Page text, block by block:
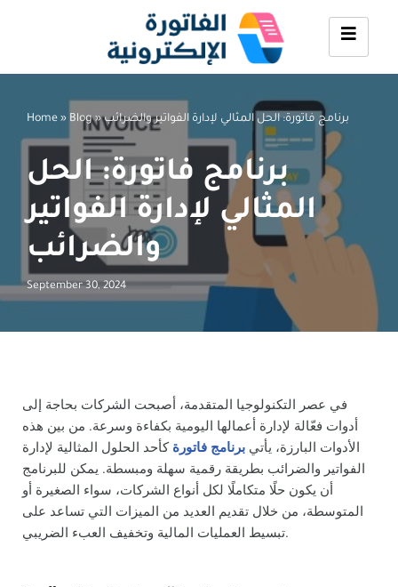
Home » Blog»برنامج فاتورة: الحل المثالي لإدارة الفواتير والضرائب
برنامج فاتورة: الحل
المثالي لإدارة الفواتير
والضرائب
September 30, 2024
في عصر التكنولوجيا المتقدمة، أصبحت الشركات بحاجة إلى
أدوات فعّالة لإدارة أعمالها اليومية بكفاءة وسرعة. من بين هذه
الأدوات البارزة، يأتي برنامج فاتورة كأحد الحلول المثالية لإدارة
الفواتير والضرائب بطريقة رقمية سهلة ومبسطة. يمكن للبرنامج
أن يكون حلًا متكاملًا لكل أنواع الشركات، سواء الصغيرة أو
المتوسطة، من خلال تقديم العديد من الميزات التي تساعد على
تبسيط العمليات المالية وتخفيف العبء الضريبي.